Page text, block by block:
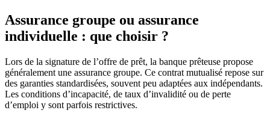
Assurance groupe ou assurance
individuelle : que choisir ?
Lors de la signature de l’offre de prêt, la banque prêteuse propose
généralement une assurance groupe. Ce contrat mutualisé repose sur
des garanties standardisées, souvent peu adaptées aux indépendants.
Les conditions d’incapacité, de taux d’invalidité ou de perte
d’emploi y sont parfois restrictives.